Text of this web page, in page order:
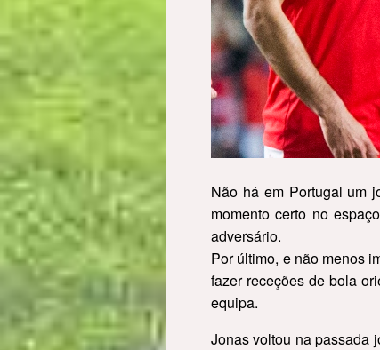
Não há em Portugal um
momento certo no
adversário.
Por último, e não menos
fazer receções de bola
equipa.
Jonas voltou na passada